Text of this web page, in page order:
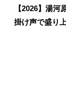
【2026】湯
掛け声で盛り